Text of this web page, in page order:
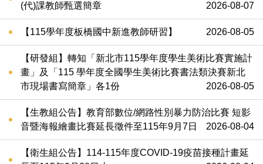
(代)課教師甄選簡章
2026-08-07
【115學年度板橋國中新進教師研習】 2026-08-05
【研發組】轉知「新北市115學年度學生美術比賽實施計
畫」及「115 學年度全國學生美術比賽書法類決賽新北
市現場書寫簡章」各1份
2026-08-05
【生教組公告】教育部數位/網路性別暴力防治比賽 短影
音暨海報繪畫比賽延長徵件至115年9月7日
2026-08-04
【衛生組公告】114-115年度COVID-19疫苗接種計畫延